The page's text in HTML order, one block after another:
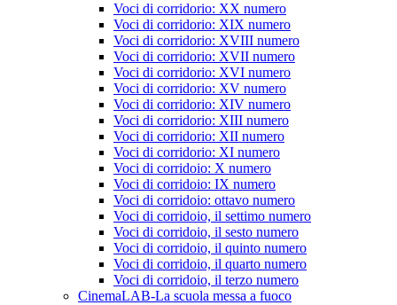
Voci di corridorio: XX numero
Voci di corridorio: XIX numero
Voci di corridorio: XVIII numero
Voci di corridorio: XVII numero
Voci di corridorio: XVI numero
Voci di corridorio: XV numero
Voci di corridorio: XIV numero
Voci di corridorio: XIII numero
Voci di corridorio: XII numero
Voci di corridorio: XI numero
Voci di corridoio: X numero
Voci di corridoio: IX numero
Voci di corridoio: ottavo numero
Voci di corridoio, il settimo numero
Voci di corridoio, il sesto numero
Voci di corridoio, il quinto numero
Voci di corridoio, il quarto numero
Voci di corridoio, il terzo numero
CinemaLAB-La scuola messa a fuoco